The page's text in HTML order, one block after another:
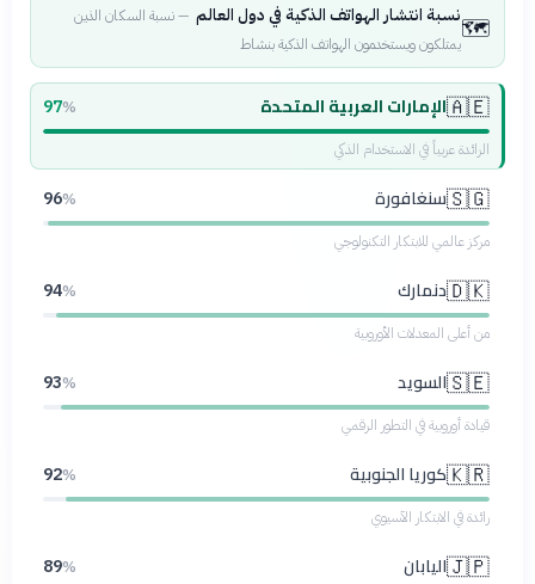
🗺️نسبة انتشار الهواتف الذكية في دول العالم —نسبة السكان الذين
يمتلكون ويستخدمون الهواتف الذكية بنشاط
🇦🇪الإمارات العربية المتحدة 97%
الرائدة عربياً في الاستخدام الذكي
🇸🇬سنغافورة 96%
مركز عالمي للابتكار التكنولوجي
🇩🇰دنمارك 94%
من أعلى المعدلات الأوروبية
🇸🇪السويد 93%
قيادة أوروبية في التطور الرقمي
🇰🇷كوريا الجنوبية 92%
رائدة في الابتكار الآسيوي
🇯🇵اليابان 89%